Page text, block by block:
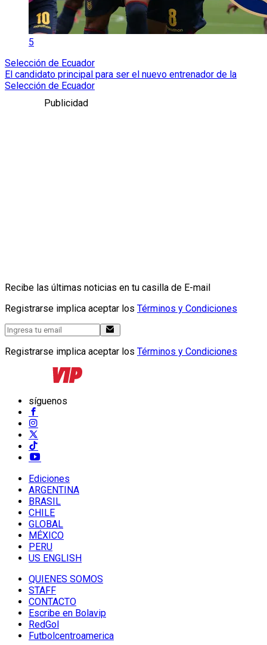
5
Selección de Ecuador
El candidato principal para ser el nuevo entrenador de la
Selección de Ecuador
Publicidad
Recibe las últimas noticias en tu casilla de E-mail
Registrarse implica aceptar los Términos y Condiciones
Registrarse implica aceptar los Términos y Condiciones
síguenos
Ediciones
ARGENTINA
BRASIL
CHILE
GLOBAL
MÉXICO
PERU
US ENGLISH
QUIENES SOMOS
STAFF
CONTACTO
Escribe en Bolavip
RedGol
Futbolcentroamerica